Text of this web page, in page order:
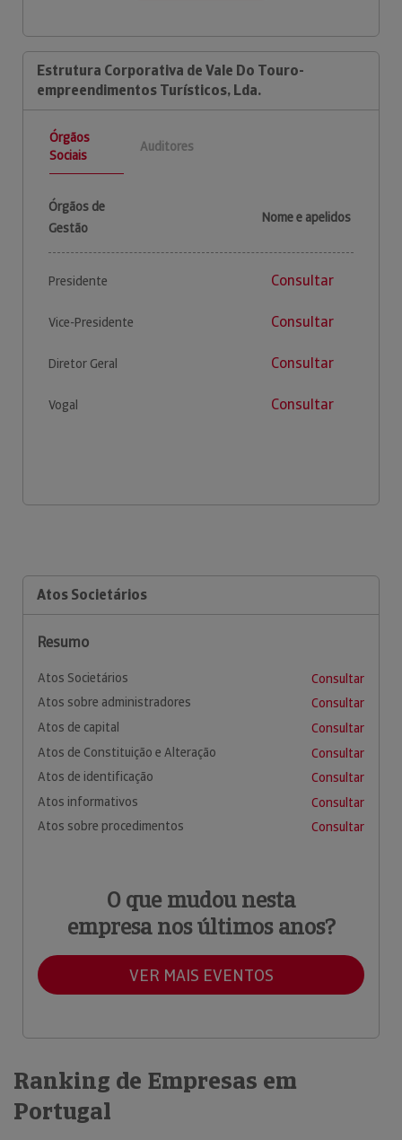
Estrutura Corporativa de Vale Do Touro-
empreendimentos Turísticos, Lda.
Órgãos
Sociais
Auditores
Órgãos de
Gestão
Nome e apelidos
Presidente Consultar
Vice-Presidente Consultar
Diretor Geral Consultar
Vogal Consultar
Atos Societários
Resumo
Atos Societários
Consultar
Atos sobre administradores
Consultar
Atos de capital
Consultar
Atos de Constituição e Alteração
Consultar
Atos de identificação
Consultar
Atos informativos
Consultar
Atos sobre procedimentos
Consultar
O que mudou nesta
empresa nos últimos anos?
VER MAIS EVENTOS
Ranking de Empresas em
Portugal